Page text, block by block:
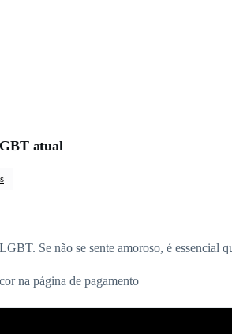
atual
Se não se sente amoroso, é essencial
na página de pagamento